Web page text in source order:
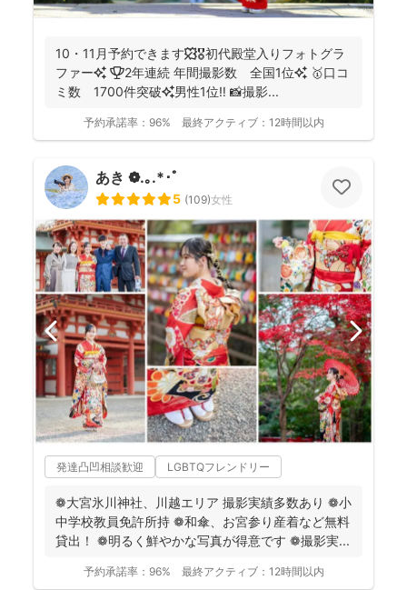
10・11月予約できます🍁🎖初代殿堂入りフォトグラ
ファー✨ 🏆2年連続 年間撮影数 全国1位✨ 🥇口コ
ミ数 1700件突破✨男性1位‼️ 📸撮影...
予約承諾率： 96% 最終アクティブ： 12時間以内
あき ❁.｡.*･ﾟ
5 (109)女性
発達凸凹相談歓迎 LGBTQフレンドリー
❁大宮氷川神社、川越エリア 撮影実績多数あり ❁小
中学校教員免許所持 ❁和傘、お宮参り産着など無料
貸出！ ❁明るく鮮やかな写真が得意です ❁撮影実...
予約承諾率： 96% 最終アクティブ： 12時間以内